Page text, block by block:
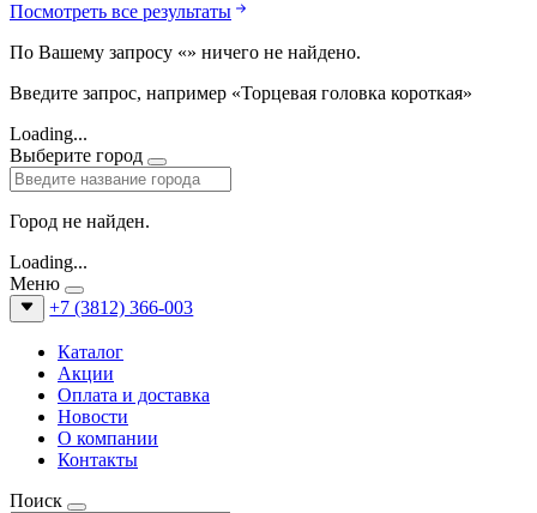
Посмотреть все результаты
По Вашему запросу «» ничего не найдено.
Введите запрос, например «Торцевая головка короткая»
Loading...
Выберите город
Город не найден.
Loading...
Меню
+7 (3812) 366-003
Каталог
Акции
Оплата и доставка
Новости
О компании
Контакты
Поиск